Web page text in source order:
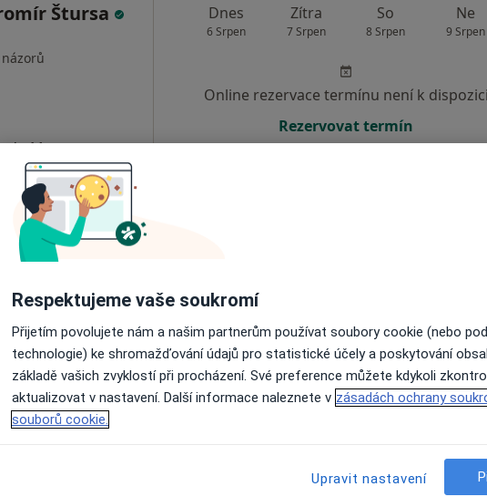
Štursa
názorů
•Mapa
Dnes
6 Srpen
Zítra
7 Srpen
So
8 Srpen
Ne
9 Srpen
Online rezervace termínu není k dispozici
Rezervovat termín
Vlček
•Mapa
Online rezervace termínu není k
Rezervovat termín
Dvořák Zítra So
Respektujeme vaše soukromí
Přijetím povolujete nám a našim partnerům používat soubory cookie (nebo
technologie) ke shromažďování údajů pro statistické účely a poskytování
základě vašich zvyklostí při procházení. Své preference můžete kdykoli
aktualizovat v nastavení. Další informace naleznete v zásadách ochrany
souborů cookie.
Upravit nastavení